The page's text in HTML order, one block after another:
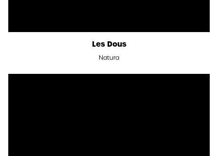
Les Dous
Natura